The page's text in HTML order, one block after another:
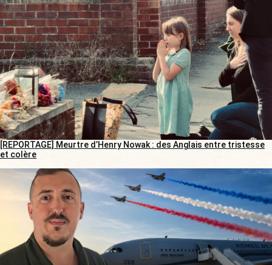
[REPORTAGE] Meurtre d’Henry Nowak : des Anglais entre tristesse
et colère